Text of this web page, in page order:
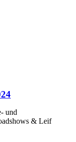
und
& Leif